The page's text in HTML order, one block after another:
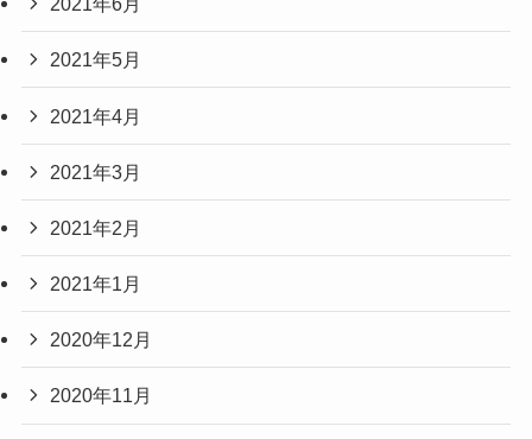
2021年5月
2021年4月
2021年3月
2021年2月
2021年1月
2020年12月
2020年11月